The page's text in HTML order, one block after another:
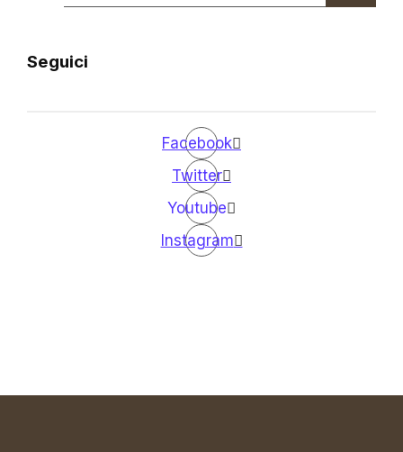
Seguici
Facebook
Twitter
Youtube
Instagram